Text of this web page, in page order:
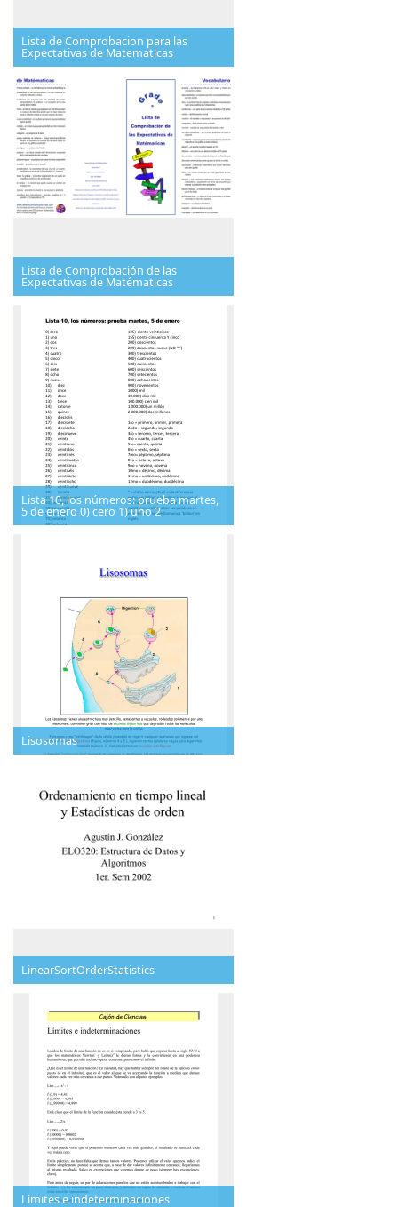
Lista de Comprobacion para las
Expectativas de Matematicas
Lista de Comprobación de las
Expectativas de Matématicas
Lista 10, los números: prueba martes,
5 de enero 0) cero 1) uno 2
Lisosomas
LinearSortOrderStatistics
Límites e indeterminaciones